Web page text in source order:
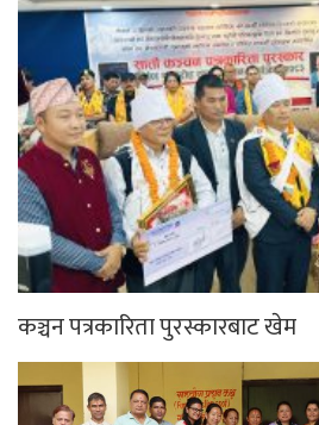
कञ्चन पत्रकारिता पुरस्कारबाट खेम